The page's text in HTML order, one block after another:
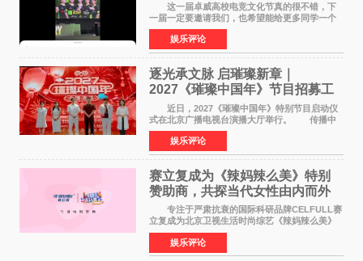
这一届卓威高校电竞文化节真的很不错，下
一届一定要邀请我们，也希望能给更多同学一个
来到现场的机会。 2026卓威高校电竞文化节
已经落下帷幕，在活动结束后，仍有不少高校电
竞社负责人和现
娱乐评论
逐光承文脉 启璀璨新章｜
2027《璀璨中国年》节目招募工
作圆满启动
近日，2027《璀璨中国年》特别节目启动仪
式在北京广播电视台演播大厅举行。 传播中
华优秀传统文化，弘扬纯正国风艺术，打造高规
格、高质感、正能量的文艺盛典，是璀璨中国年
矢志不渝的初心
娱乐评论
赛立复成为《辣妈辣么美》特别
赞助商，共探当代女性由内而外
活力美
专注于严肃抗衰的国际科研品牌CELFULL赛
立复成为北京卫视生活时尚综艺《辣妈辣么美》
的特别赞助商,明星辣妈袁咏仪倾情参与，向广大
都市女性传递健康生活新主张，寄语当代女性在
家庭与自我之间
娱乐评论